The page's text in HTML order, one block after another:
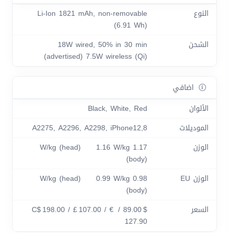
النوع
Li-Ion 1821 mAh, non-removable
(6.91 Wh)
الشحن
18W wired, 50% in 30 min
(advertised) 7.5W wireless (Qi)
اضافي
الألوان
Black, White, Red
الموديلات
A2275, A2296, A2298, iPhone12,8
الوزن
1.17 W/kg (head) 1.16 W/kg
(body)
الوزن EU
0.98 W/kg (head) 0.99 W/kg
(body)
السعر
$ 89.00 / C$ 198.00 / £ 107.00 / €
127.90